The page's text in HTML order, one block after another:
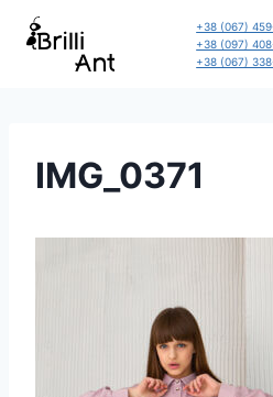
Перейти
+38 (067)
+38 (097)
+38 (067)
IMG_0371